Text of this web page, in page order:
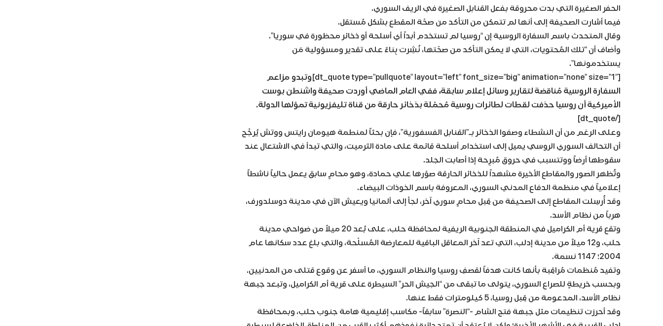
الحفر الصغيرة التي بدت محروقة بفعل القنابل الصغيرة في الريف السوري.
فيما أشارت الصحيفة إلى أنها لم تتمكن من التأكد من صحّة المقطع بشكل مُستقل.
وقال المتحدث باسم السفارة الروسية إن “روسيا لم تستخدم أبداً أي أسلحة أو ذخائر محظورة في سوريا”.
وأضاف أن “تلك المُحتويات، التي لا يمكن التأكد من صحّتها، نُشِرت بِناءً على تقدير ومسؤولية مَن
يستخدمونها”.
[dt_quote type=”pullquote” layout=”left” font_size=”big” animation=”none” size=”1″]
وتبدو مزاعم
السفارة الروسية مُناقضة لتقارير وسائل إعلام سابقة، ففي العام الماضي أوردت صحيفة واشنطن بوست
الأميركية أن روسيا حذفت لقطات لطائرات روسية مُحمّلة بذخائر حارقة من قناة تليفزيونية تموّلها الدولة.
[/dt_quote]
وعلى الرغم من أن النشطاء وصفوا الذخائر بـ”القنابل الفسفورية”، فإن بحثاً لمنطمة هيومان رايتس ووتش يُرجِّح
أن التحالف السوري الروسي يميل إلى استخدام أسلحة قائمة على مادة الثرميت، والتي تبدأ في الاشتعال عند
سقوطها أرضاً ووتتسبب في حروق مُبرِحة إذا أصابت الجلد.
وتُظهر الصور والمقاطع الأخيرة مشهداً للذخائر الحارقة صوّرها علي حمادة، وهو محامٍ سابق يعمل حالياً ناشطاً
إعلامياً في منظمة الدفاع المدني السوري، المعروفة باسم الخوذات البيضاء.
وقد أُرسِلت المقاطع إلى الصحيفة من قِبل محامٍ سوري آخر، لجأ إلى ألمانيا ويعيش الآن في مدينة دوسلدورف،
هرباً من نظام الأسد.
وتقع قرية أم الكراميل في المنطقة الجنوبية الريفية لمحافظة حلب، على بُعد 20 ميلاً من ضواحي مدينة
حلب، و12 ميلاً من مدينة إدلب، التي تعد آخر المعاقل الباقية للمعارضة المُسلّحة، والتي بلغ عدد سكانها عام
2004؛ 1147 نسمة.
وتفيد مُنظمات مُراقِبة بأنها كانت هدفاً لقصفِ روسيا والنظام السوري، ما أسفر عن وقوع قتلى من المدنيين.
وبحسب خريطةٍ للصراع السوري، يتولى ما تبقى من “الجيش الحر” السيطرة على قرية أم الكراميل، وتبعد جبهة
نظام الأسد، المدعومة من قِبل روسيا، 5 كيلومترات فقط عنها.
وقد أحرزت تنظيمات مثل جبهة فتح الشام -“النصرة” سابقاً- مكاسب إقليمية هامة جنوب حلب، وبمحافظة